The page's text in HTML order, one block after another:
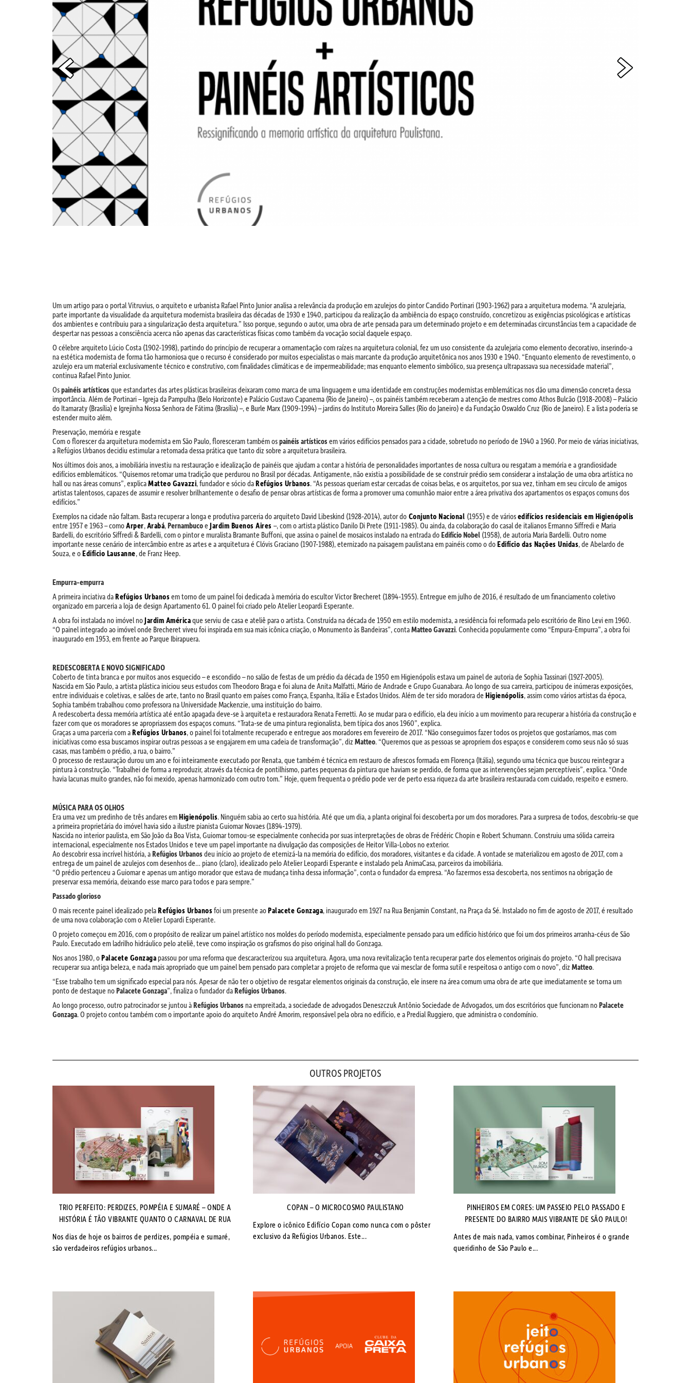
Um um artigo para o portal Vitruvius, o arquiteto e urbanista Rafael Pinto Junior analisa a relevância da produção em azulejos do pintor Candido Portinari (1903-1962) para a arquitetura moderna. “A azulejaria,
parte importante da visualidade da arquitetura modernista brasileira das décadas de 1930 e 1940, participou da realização da ambiência do espaço construído, concretizou as exigências psicológicas e artísticas
dos ambientes e contribuiu para a singularização desta arquitetura.” Isso porque, segundo o autor, uma obra de arte pensada para um determinado projeto e em determinadas circunstâncias tem a capacidade de
despertar nas pessoas a consciência acerca não apenas das características físicas como também da vocação social daquele espaço.
O célebre arquiteto Lúcio Costa (1902-1998), partindo do princípio de recuperar a ornamentação com raízes na arquitetura colonial, fez um uso consistente da azulejaria como elemento decorativo, inserindo-a
na estética modernista de forma tão harmoniosa que o recurso é considerado por muitos especialistas o mais marcante da produção arquitetônica nos anos 1930 e 1940. “Enquanto elemento de revestimento, o
azulejo era um material exclusivamente técnico e construtivo, com finalidades climáticas e de impermeabilidade; mas enquanto elemento simbólico, sua presença ultrapassava sua necessidade material”,
continua Rafael Pinto Junior.
Ospainéis artísticos que estandartes das artes plásticas brasileiras deixaram como marca de uma linguagem e uma identidade em construções modernistas emblemáticas nos dão uma dimensão concreta dessa
importância. Além de Portinari – Igreja da Pampulha (Belo Horizonte) e Palácio Gustavo Capanema (Rio de Janeiro) –, os painéis também receberam a atenção de mestres como Athos Bulcão (1918-2008) – Palácio
do Itamaraty (Brasília) e Igrejinha Nossa Senhora de Fátima (Brasília) –, e Burle Marx (1909-1994) – jardins do Instituto Moreira Salles (Rio do Janeiro) e da Fundação Oswaldo Cruz (Rio de Janeiro). E a lista poderia se
estender muito além.
Preservação, memória e resgate
Com o florescer da arquitetura modernista em São Paulo, floresceram também ospainéis artísticos em vários edifícios pensados para a cidade, sobretudo no período de 1940 a 1960. Por meio de várias iniciativas,
a Refúgios Urbanos decidiu estimular a retomada dessa prática que tanto diz sobre a arquitetura brasileira.
Nos últimos dois anos, a imobiliária investiu na restauração e idealização de painéis que ajudam a contar a história de personalidades importantes de nossa cultura ou resgatam a memória e a grandiosidade
edifícios emblemáticos. “Quisemos retomar uma tradição que perdurou no Brasil por décadas. Antigamente, não existia a possibilidade de se construir prédio sem considerar a instalação de uma obra artística no
hall ou nas áreas comuns”, explicaMatteo Gavazzi, fundador e sócio daRefúgios Urbanos. “As pessoas queriam estar cercadas de coisas belas, e os arquitetos, por sua vez, tinham em seu círculo de amigos
artistas talentosos, capazes de assumir e resolver brilhantemente o desafio de pensar obras artísticas de forma a promover uma comunhão maior entre a área privativa dos apartamentos os espaços comuns dos
edifícios.”
Exemplos na cidade não faltam. Basta recuperar a longa e produtiva parceria do arquiteto David Libeskind (1928-2014), autor do Conjunto Nacional (1955) e de váriosedifícios residenciais em Higienópolis
entre 1957 e 1963 – comoArper,Arabá,Pernambucoe Jardim Buenos Aires –, com o artista plástico Danilo Di Prete (1911-1985). Ou ainda, da colaboração do casal de italianos Ermanno Siffredi e Maria
Bardelli, do escritório Siffredi & Bardelli, com o pintor e muralista Bramante Buffoni, que assina o painel de mosaicos instalado na entrada doEdifício Nobel (1958), de autoria Maria Bardelli. Outro nome
importante nesse cenário de intercâmbio entre as artes e a arquitetura é Clóvis Graciano (1907-1988), eternizado na paisagem paulistana em painéis como o doEdifício das Nações Unidas, de Abelardo de
Souza, e oEdifício Lausanne, de Franz Heep.
Empurra-empurra
A primeira inciativa daRefúgios Urbanos em torno de um painel foi dedicada à memória do escultor Victor Brecheret (1894-1955). Entregue em julho de 2016, é resultado de um financiamento coletivo
organizado em parceria a loja de design Apartamento 61. O painel foi criado pelo Atelier Leopardi Esperante.
A obra foi instalada no imóvel noJardim Américaque serviu de casa e ateliê para o artista. Construída na década de 1950 em estilo modernista, a residência foi reformada pelo escritório de Rino Levi em 1960.
“O painel integrado ao imóvel onde Brecheret viveu foi inspirada em sua mais icônica criação, o Monumento às Bandeiras”, contaMatteo Gavazzi. Conhecida popularmente como “Empura-Empurra”, a obra foi
inaugurado em 1953, em frente ao Parque Ibirapuera.
REDESCOBERTA E NOVO SIGNIFICADO
Coberto de tinta branca e por muitos anos esquecido – e escondido – no salão de festas de um prédio da década de 1950 em Higienópolis estava um painel de autoria de Sophia Tassinari (1927-2005).
Nascida em São Paulo, a artista plástica iniciou seus estudos com Theodoro Braga e foi aluna de Anita Malfatti, Mário de Andrade e Grupo Guanabara. Ao longo de sua carreira, participou de inúmeras exposições,
entre individuais e coletivas, e salões de arte, tanto no Brasil quanto em países como França, Espanha, Itália e Estados Unidos. Além de ter sido moradora de Higienópolis, assim como vários artistas da época,
Sophia também trabalhou como professora na Universidade Mackenzie, uma instituição do bairro.
A redescoberta dessa memória artística até então apagada deve-se à arquiteta e restauradora Renata Ferretti. Ao se mudar para o edifício, ela deu início a um movimento para recuperar a história da construção e
fazer com que os moradores se apropriassem dos espaços comuns. “Trata-se de uma pintura regionalista, bem típica dos anos 1960”, explica.
Graças a uma parceria com aRefúgios Urbanos, o painel foi totalmente recuperado e entregue aos moradores em fevereiro de 2017. “Não conseguimos fazer todos os projetos que gostaríamos, mas com
iniciativas como essa buscamos inspirar outras pessoas a se engajarem em uma cadeia de transformação”, diz Matteo. “Queremos que as pessoas se apropriem dos espaços e considerem como seus não só suas
casas, mas também o prédio, a rua, o bairro.”
O processo de restauração durou um ano e foi inteiramente executado por Renata, que também é técnica em restauro de afrescos formada em Florença (Itália), segundo uma técnica que buscou reintegrar a
pintura à construção. “Trabalhei de forma a reproduzir, através da técnica de pontilhismo, partes pequenas da pintura que haviam se perdido, de forma que as intervenções sejam perceptíveis”, explica. “Onde
havia lacunas muito grandes, não foi mexido, apenas harmonizado com outro tom.” Hoje, quem frequenta o prédio pode ver de perto essa riqueza da arte brasileira restaurada com cuidado, respeito e esmero.
MÚSICA PARA OS OLHOS
Era uma vez um predinho de três andares emHigienópolis. Ninguém sabia ao certo sua história. Até que um dia, a planta original foi descoberta por um dos moradores. Para a surpresa de todos, descobriu-se que
a primeira proprietária do imóvel havia sido a ilustre pianista Guiomar Novaes (1894-1979).
Nascida no interior paulista, em São João da Boa Vista, Guiomar tornou-se especialmente conhecida por suas interpretações de obras de Frédéric Chopin e Robert Schumann. Construiu uma sólida carreira
internacional, especialmente nos Estados Unidos e teve um papel importante na divulgação das composições de Heitor Villa-Lobos no exterior.
Ao descobrir essa incrível história, aRefúgios Urbanos deu início ao projeto de eternizá-la na memória do edifício, dos moradores, visitantes e da cidade. A vontade se materializou em agosto de 2017, com a
entrega de um painel de azulejos com desenhos de… piano (claro), idealizado pelo Atelier Leopardi Esperante e instalado pela AnimaCasa, parceiros da imobiliária.
“O prédio pertenceu a Guiomar e apenas um antigo morador que estava de mudança tinha dessa informação”, conta o fundador da empresa. “Ao fazermos essa descoberta, nos sentimos na obrigação de
preservar essa memória, deixando esse marco para todos e para sempre.”
Passado glorioso
O mais recente painel idealizado pelaRefúgios Urbanos foi um presente aoPalacete Gonzaga, inaugurado em 1927 na Rua Benjamin Constant, na Praça da Sé. Instalado no fim de agosto de 2017, é resultado
de uma nova colaboração com o Atelier Lopardi Esperante.
O projeto começou em 2016, com o propósito de realizar um painel artístico nos moldes do período modernista, especialmente pensado para um edifício histórico que foi um dos primeiros arranha-céus de São
Paulo. Executado em ladrilho hidráulico pelo ateliê, teve como inspiração os grafismos do piso original hall do Gonzaga.
Nos anos 1980, oPalacete Gonzagapassou por uma reforma que descaracterizou sua arquitetura. Agora, uma nova revitalização tenta recuperar parte dos elementos originais do projeto. “O hall precisava
recuperar sua antiga beleza, e nada mais apropriado que um painel bem pensado para completar a projeto de reforma que vai mesclar de forma sutil e respeitosa o antigo com o novo”, diz Matteo.
“Esse trabalho tem um significado especial para nós. Apesar de não ter o objetivo de resgatar elementos originais da construção, ele insere na área comum uma obra de arte que imediatamente se torna um
ponto de destaque noPalacete Gonzaga”, finaliza o fundador daRefúgios Urbanos.
Ao longo processo, outro patrocinador se juntou àRefúgios Urbanos na empreitada, a sociedade de advogados Deneszczuk Antônio Sociedade de Advogados, um dos escritórios que funcionam noPalacete
Gonzaga. O projeto contou também com o importante apoio do arquiteto André Amorim, responsável pela obra no edifício, e a Predial Ruggiero, que administra o condomínio.
OUTROS PROJETOS
TRIO PERFEITO: PERDIZES, POMPÉIA E SUMARÉ – ONDE A
HISTÓRIA É TÃO VIBRANTE QUANTO O CARNAVAL DE RUA
Nos dias de hoje os bairros de perdizes, pompéia e sumaré,
são verdadeiros refúgios urbanos...
COPAN – O MICROCOSMO PAULISTANO
Explore o icônico Edifício Copan como nunca com o pôster
exclusivo da Refúgios Urbanos. Este...
PINHEIROS EM CORES: UM PASSEIO PELO PASSADO E
PRESENTE DO BAIRRO MAIS VIBRANTE DE SÃO PAULO!
Antes de mais nada, vamos combinar, Pinheiros é o grande
queridinho de São Paulo e...